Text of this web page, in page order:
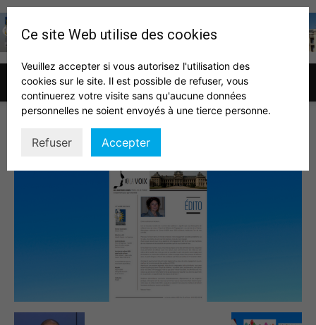
Association
auditeurs
IHEDN
LVDA82
Ce site Web utilise des cookies
Veuillez accepter si vous autorisez l'utilisation des
cookies sur le site. Il est possible de refuser, vous
continuerez votre visite sans qu'aucune données
personnelles ne soient envoyés à une tierce personne.
Refuser Accepter